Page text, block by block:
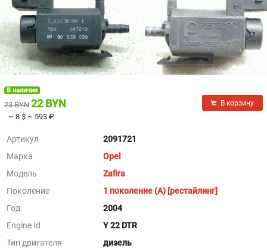
В наличии
23 BYN 22 BYN
~ 8 $ ~ 593 ₽
В корзину
Артикул
2091721
Марка
Opel
Модель
Zafira
Поколение
1 поколение (A) [рестайлинг]
Год
2004
Engine Id
Y 22 DTR
Тип двигателя
дизель